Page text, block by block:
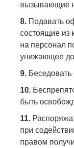
вызывающие
8. Подавать
состоящие из
на персонал
унижающее
9. Беседовать
10.
быть
11.
при
правом